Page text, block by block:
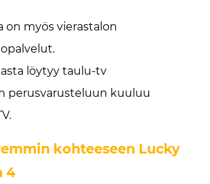
on myös vierastalon
löytyy taulu-tv
perusvarusteluun kuuluu
kohteeseen Lucky
4